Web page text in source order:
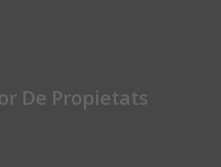
De Propietats